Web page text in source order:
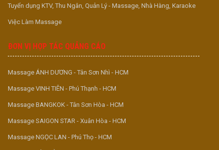
Tuyển dụng KTV, Thu Ngân, Quản Lý - Massage, Nhà Hàng, Karaoke
Việc Làm Massage
ĐƠN VỊ HỢP TÁC QUẢNG CÁO
Massage ÁNH DƯƠNG - Tân Sơn Nhì - HCM
Massage VINH TIÊN - Phú Thạnh - HCM
Massage BANGKOK - Tân Sơn Hòa - HCM
Massage SAIGON STAR - Xuân Hòa - HCM
Massage NGỌC LAN - Phú Thọ - HCM